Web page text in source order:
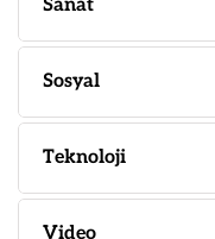
Sanat
Sosyal
Teknoloji
Video